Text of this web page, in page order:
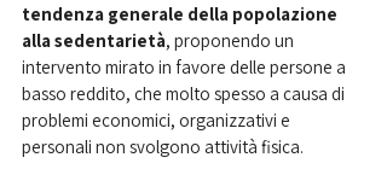
tendenza generale della popolazione
alla sedentarietà, proponendo un
intervento mirato in favore delle persone a
basso reddito, che molto spesso a causa di
problemi economici, organizzativi e
personali non svolgono attività fisica.